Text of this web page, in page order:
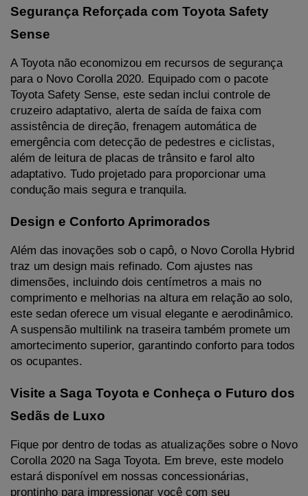
Segurança Reforçada com Toyota Safety
Sense
A Toyota não economizou em recursos de segurança
para o Novo Corolla 2020. Equipado com o pacote
Toyota Safety Sense, este sedan inclui controle de
cruzeiro adaptativo, alerta de saída de faixa com
assistência de direção, frenagem automática de
emergência com detecção de pedestres e ciclistas,
além de leitura de placas de trânsito e farol alto
adaptativo. Tudo projetado para proporcionar uma
condução mais segura e tranquila.
Design e Conforto Aprimorados
Além das inovações sob o capô, o Novo Corolla Hybrid
traz um design mais refinado. Com ajustes nas
dimensões, incluindo dois centímetros a mais no
comprimento e melhorias na altura em relação ao solo,
este sedan oferece um visual elegante e aerodinâmico.
A suspensão multilink na traseira também promete um
amortecimento superior, garantindo conforto para todos
os ocupantes.
Visite a Saga Toyota e Conheça o Futuro dos
Sedãs de Luxo
Fique por dentro de todas as atualizações sobre o Novo
Corolla 2020 na Saga Toyota. Em breve, este modelo
estará disponível em nossas concessionárias,
prontinho para impressionar você com seu